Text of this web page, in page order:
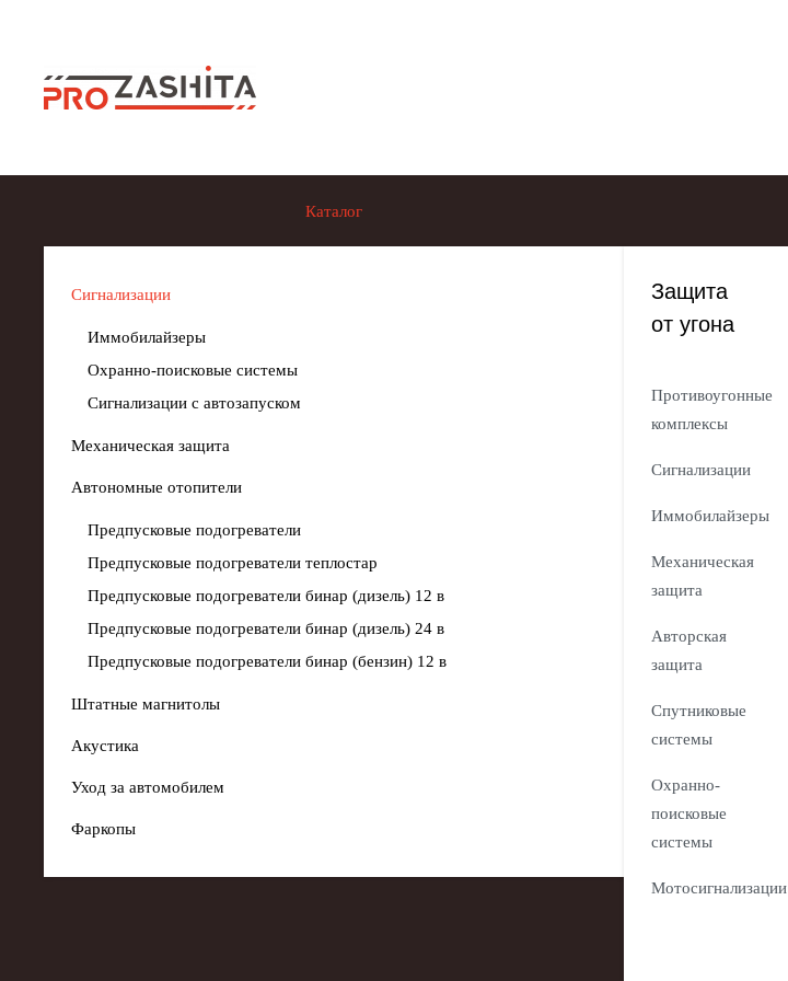
Каталог
Сигнализации
Иммобилайзеры
Охранно-поисковые системы
Сигнализации с автозапуском
Механическая защита
Автономные отопители
Предпусковые подогреватели
Предпусковые подогреватели теплостар
Предпусковые подогреватели бинар (дизель) 12 в
Предпусковые подогреватели бинар (дизель) 24 в
Предпусковые подогреватели бинар (бензин) 12 в
Штатные магнитолы
Акустика
Уход за автомобилем
Фаркопы
Защита
от угона
Противоугонные
комплексы
Сигнализации
Иммобилайзеры
Механическая
защита
Авторская
защита
Спутниковые
системы
Охранно-
поисковые
системы
Мотосигнализации